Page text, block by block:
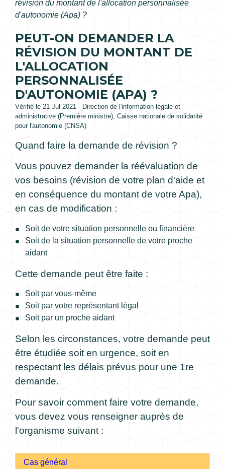
révision du montant de l'allocation personnalisée
d'autonomie (Apa) ?
PEUT-ON DEMANDER LA
RÉVISION DU MONTANT DE
L'ALLOCATION
PERSONNALISÉE
D'AUTONOMIE (APA) ?
Vérifié le 21 Jul 2021 - Direction de l'information légale et
administrative (Première ministre), Caisse nationale de solidarité
pour l'autonomie (CNSA)
Quand faire la demande de révision ?
Vous pouvez demander la réévaluation de
vos besoins (révision de votre plan d'aide et
en conséquence du montant de votre Apa),
en cas de modification :
Soit de votre situation personnelle ou financière
Soit de la situation personnelle de votre proche
aidant
Cette demande peut être faite :
Soit par vous-même
Soit par votre représentant légal
Soit par un proche aidant
Selon les circonstances, votre demande peut
être étudiée soit en urgence, soit en
respectant les délais prévus pour une 1re
demande.
Pour savoir comment faire votre demande,
vous devez vous renseigner auprès de
l'organisme suivant :
Cas général